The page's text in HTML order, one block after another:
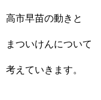
高市早苗の動きと
まついけんについて
考えていきます。